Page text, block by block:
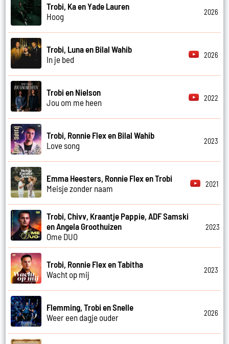
Trobi, Ka en Yade Lauren
Hoog
2026
Trobi, Luna en Bilal Wahib
In je bed
2026
Trobi en Nielson
Jou om me heen
2022
Trobi, Ronnie Flex en Bilal Wahib
Love song
2023
Emma Heesters, Ronnie Flex en Trobi
Meisje zonder naam
2021
Trobi, Chivv, Kraantje Pappie, ADF Samski
en Angela Groothuizen
Ome DUO
2023
Trobi, Ronnie Flex en Tabitha
Wacht op mij
2023
Flemming, Trobi en Snelle
Weer een dagje ouder
2026